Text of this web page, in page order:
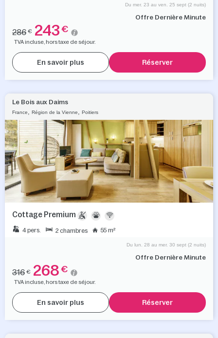
Offre Dernière Minute
Du mer. 23 au ven. 25 sept (2 nuits)
286 € 243 €
TVA incluse, hors taxe de séjour.
En savoir plus Réserver
Le Bois aux Daims
France, Région de la Vienne, Poitiers
Cottage Premium
4 pers. 2 chambres 55 m²
Offre Dernière Minute
Du lun. 28 au mer. 30 sept (2 nuits)
316 € 268 €
TVA incluse, hors taxe de séjour.
En savoir plus Réserver